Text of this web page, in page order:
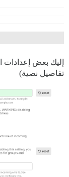
إليك بعض إعدادات
تفاصيل نصية)